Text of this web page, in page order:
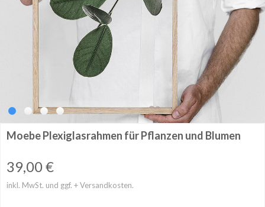
Moebe Plexiglasrahmen für Pflanzen und Blumen
39,00€
inkl. MwSt. und ggf. + Versandkosten.